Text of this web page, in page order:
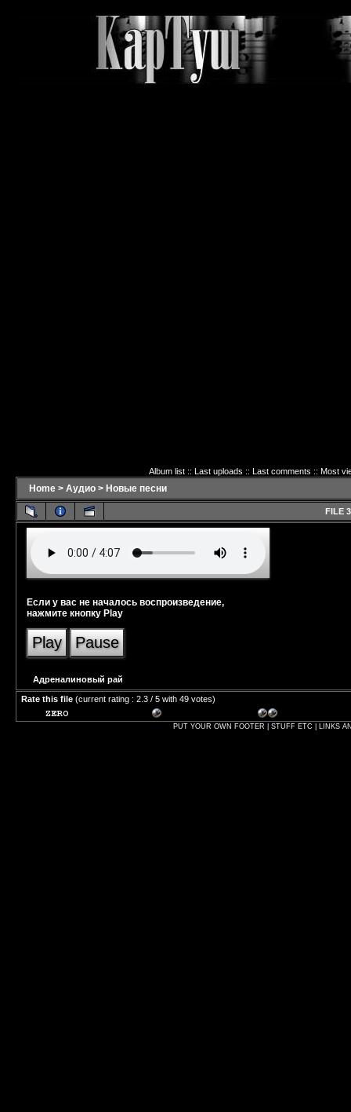
Album list:: Last uploads :: Last comments :: Most
Home > Аудио > Новые песни
FILE
Если у вас не началось воспроизведение,
нажмите кнопку Play
Play Pause
Адреналиновый рай
Rate this file (current rating : 2.3 / 5 with 49 votes)
PUT YOUR OWN FOOTER | STUFF ETC | LINKS